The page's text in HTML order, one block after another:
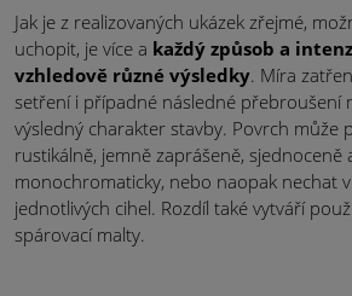
Jak je z realizovaných ukázek zřejmé,
uchopit, je více a každý způsob a
vzhledově různé výsledky. Míra
setření i případné následné přebroušení
výsledný charakter stavby. Povrch může
rustikálně, jemně zaprášeně, sjednoceně
monochromaticky, nebo naopak nechat
jednotlivých cihel. Rozdíl také vytváří
spárovací malty.